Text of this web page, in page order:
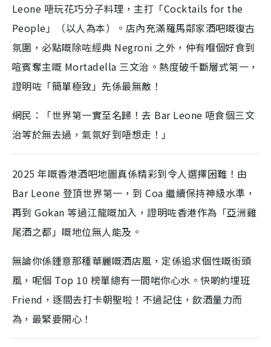
Leone 唔玩花巧分子料理，主打「Cocktails for the
People」（以人為本）。店內充滿羅馬鄰家酒吧嘅復古
氛圍，必點嘅除咗經典 Negroni 之外，仲有嗰個好食到
喧賓奪主嘅 Mortadella 三文治。熱度破千斷層式第一，
證明咗「簡單極致」先係最無敵！
網民：「世界第一實至名歸！去 Bar Leone 唔食個三文
治等於無去過，氣氛好到唔想走！」
2025 年嘅香港酒吧地圖真係精彩到令人選擇困難！由
Bar Leone 登頂世界第一，到 Coa 繼續保持神級水準，
再到 Gokan 等過江龍嘅加入，證明咗香港作為「亞洲雞
尾酒之都」嘅地位無人能及。
無論你係鍾意那種華麗嘅酒店風，定係追求個性嘅街頭
風，呢個 Top 10 榜單總有一間啱你心水。快啲約埋班
Friend，逐間去打卡朝聖啦！不過記住，飲酒量力而
為，最緊要開心！